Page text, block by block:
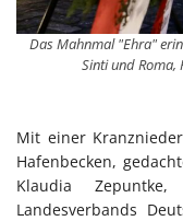
Das Mahnmal "Ehra"
Sinti und Roma,
Mit einer
Hafenbecken,
Klaudia
Landesverbands